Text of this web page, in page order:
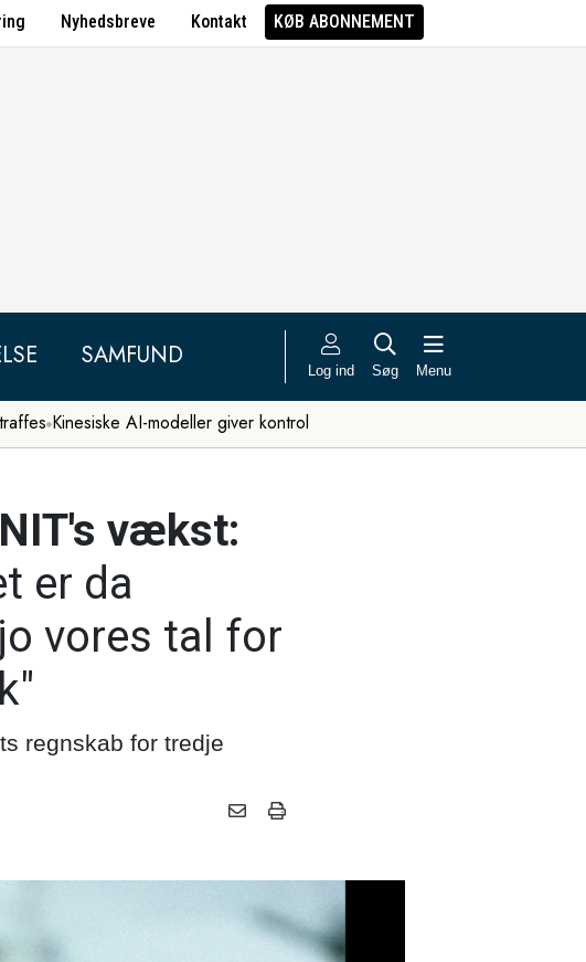
Nyhedsbreve Kontakt KØB ABONNEMENT
SAMFUND Log ind Søg Menu
Kinesiske AI-modeller giver kontrol
vækst:
er da
vores tal for
regnskab for tredje